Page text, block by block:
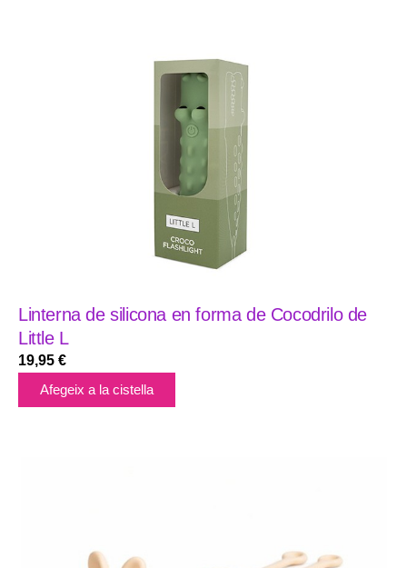
Linterna de silicona en forma de Cocodrilo de
Little L
19,95 €
Afegeix a la cistella